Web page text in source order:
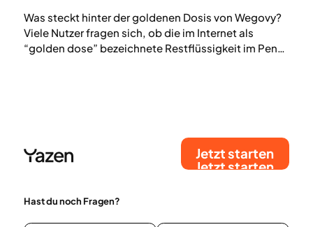
Was steckt hinter der goldenen Dosis von Wegovy?
Viele Nutzer fragen sich, ob die im Internet als
“golden dose” bezeichnete Restflüssigkeit im Pen
Jetzt starten
Jetzt starten
Hast du noch Fragen?